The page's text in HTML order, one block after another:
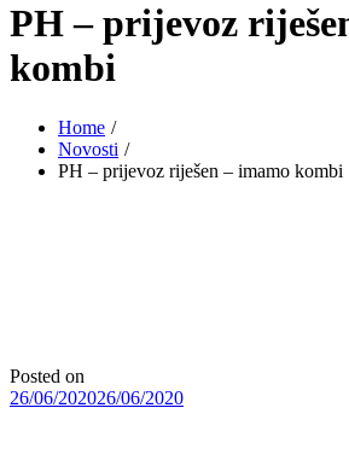
PH – prijevoz
kombi
Home
Novosti
PH – prijevoz riješen – imamo kombi
Posted on
26/06/202026/06/2020